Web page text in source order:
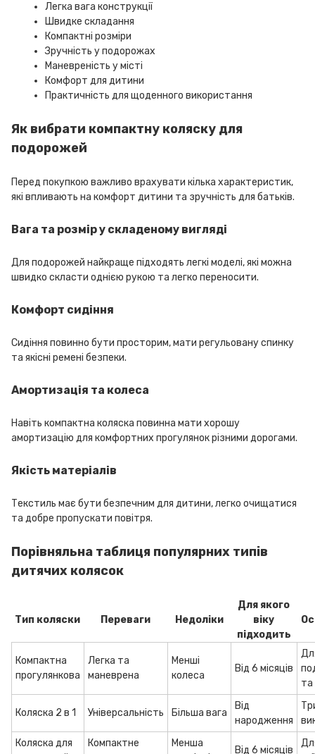
Легка вага конструкції
Швидке складання
Компактні розміри
Зручність у подорожах
Маневреність у місті
Комфорт для дитини
Практичність для щоденного використання
Як вибрати компактну коляску для
подорожей
Перед покупкою важливо врахувати кілька характеристик,
які впливають на комфорт дитини та зручність для батьків.
Вага та розмір у складеному вигляді
Для подорожей найкраще підходять легкі моделі, які можна
швидко скласти однією рукою та легко переносити.
Комфорт сидіння
Сидіння повинно бути просторим, мати регульовану спинку
та якісні ремені безпеки.
Амортизація та колеса
Навіть компактна коляска повинна мати хорошу
амортизацію для комфортних прогулянок різними дорогами.
Якість матеріалів
Текстиль має бути безпечним для дитини, легко очищатися
та добре пропускати повітря.
Порівняльна таблиця популярних типів
дитячих колясок
Тип коляски Переваги Недоліки
Для якого
віку
підходить
Компактна
прогулянкова
Легка та
маневрена
Менші
колеса
Від 6 місяців
та
Коляска 2 в 1 Універсальність Більша вага
Від
народження
Коляска для
Компактне
Менша
Від 6 місяців